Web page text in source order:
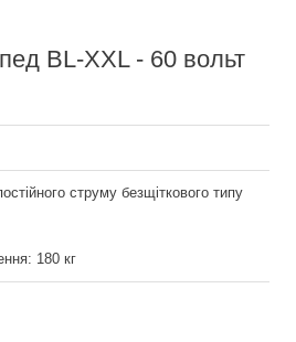
BL-XXL - 60 вольт
струму безщіткового типу
180 кг